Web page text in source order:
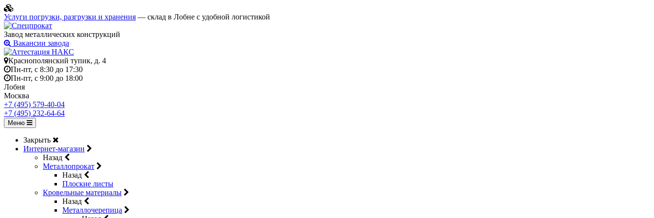
Услуги погрузки, разгрузки и хранения — склад в Лобне с удобной логистикой
Завод металлических конструкций
Вакансии завода
Краснополянский тупик, д. 4
Пн-пт, с 8:30 до 17:30
Пн-пт, с 9:00 до 18:00
Лобня
Москва
+7 (495) 579-40-04
+7 (495) 232-64-64
Меню
Закрыть
Интернет-магазин
Назад
Металлопрокат
Назад
Плоские листы
Кровельные материалы
Назад
Металлочерепица